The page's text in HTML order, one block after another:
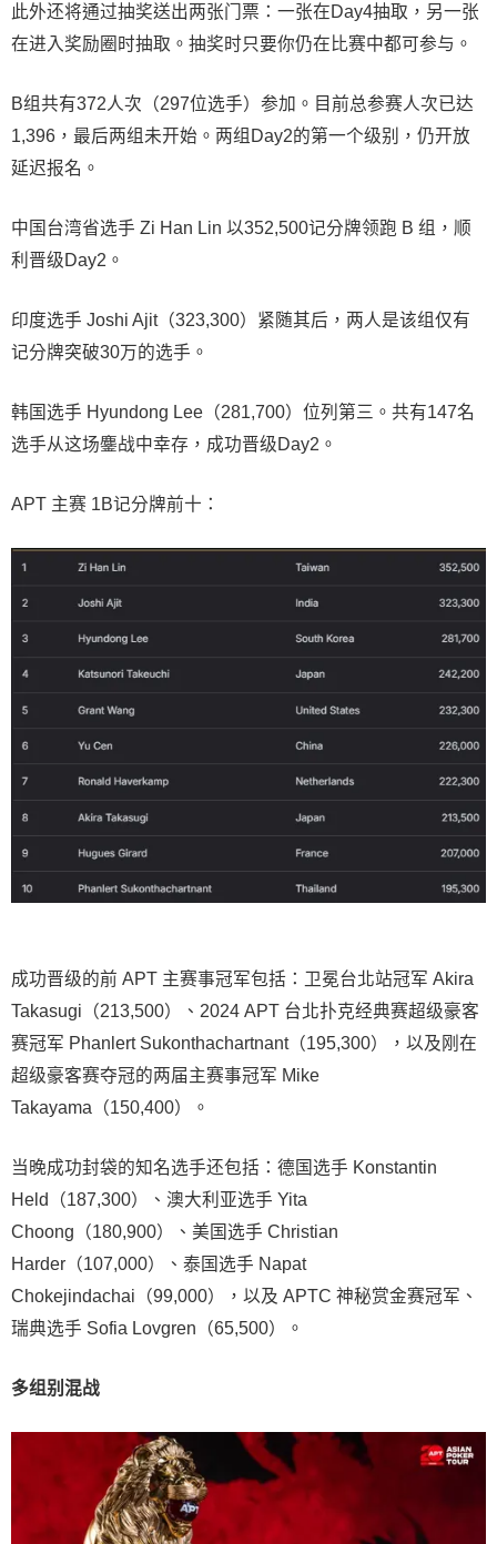
此外还将通过抽奖送出两张门票：一张在Day4抽取，另一张
在进入奖励圈时抽取。抽奖时只要你仍在比赛中都可参与。
B组共有372人次（297位选手）参加。目前总参赛人次已达
1,396，最后两组未开始。两组Day2的第一个级别，仍开放
延迟报名。
中国台湾省选手 Zi Han Lin 以352,500记分牌领跑 B 组，顺
利晋级Day2。
印度选手 Joshi Ajit（323,300）紧随其后，两人是该组仅有
记分牌突破30万的选手。
韩国选手 Hyundong Lee（281,700）位列第三。共有147名
选手从这场鏖战中幸存，成功晋级Day2。
APT 主赛 1B记分牌前十：
成功晋级的前 APT 主赛事冠军包括：卫冕台北站冠军 Akira
Takasugi（213,500）、2024 APT 台北扑克经典赛超级豪客
赛冠军 Phanlert Sukonthachartnant（195,300），以及刚在
超级豪客赛夺冠的两届主赛事冠军 Mike
Takayama（150,400）。
当晚成功封袋的知名选手还包括：德国选手 Konstantin
Held（187,300）、澳大利亚选手 Yita
Choong（180,900）、美国选手 Christian
Harder（107,000）、泰国选手 Napat
Chokejindachai（99,000），以及 APTC 神秘赏金赛冠军、
瑞典选手 Sofia Lovgren（65,500）。
多组别混战